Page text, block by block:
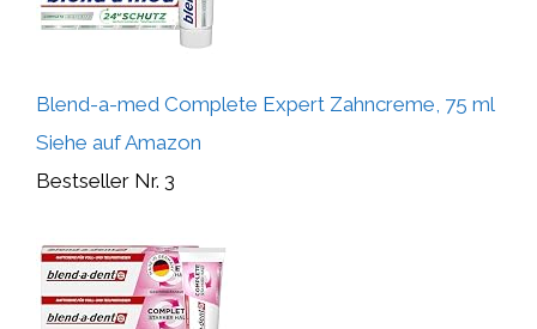
Blend-a-med Complete Expert Zahncreme, 75 ml
Siehe auf Amazon
Bestseller Nr. 3